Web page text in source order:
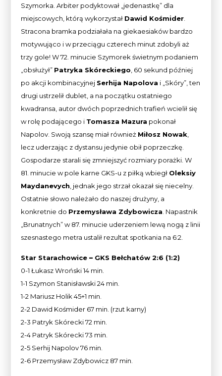
Szymorka. Arbiter podyktował „jedenastkę” dla
miejscowych, którą wykorzystał Dawid Kośmider.
Stracona bramka podziałała na giekaesiaków bardzo
motywująco i w przeciągu czterech minut zdobyli aż
trzy gole! W 72. minucie Szymorek świetnym podaniem
„obsłużył” Patryka Skóreckiego, 60 sekund później
po akcji kombinacyjnej Serhija Napolova i „Skóry”, ten
drugi ustrzelił dublet, a na początku ostatniego
kwadransa, autor dwóch poprzednich trafień wcielił się
w rolę podającego i Tomasza Mazura pokonał
Napolov. Swoją szansę miał również Miłosz Nowak,
lecz uderzając z dystansu jedynie obił poprzeczkę.
Gospodarze starali się zmniejszyć rozmiary porażki. W
81. minucie w pole karne GKS-u z piłką wbiegł Oleksiy
Maydanevych, jednak jego strzał okazał się niecelny.
Ostatnie słowo należało do naszej drużyny, a
konkretnie do Przemysława Zdybowicza. Napastnik
„Brunatnych” w 87. minucie uderzeniem lewą nogą z linii
szesnastego metra ustalił rezultat spotkania na 6:2.
Star Starachowice– GKS Bełchatów 2:6 (1:2)
0-1 Łukasz Wroński 14 min.
1-1 Szymon Stanisławski 24 min.
1-2 Mariusz Holik 45+1 min.
2-2 Dawid Kośmider 67 min. (rzut karny)
2-3 Patryk Skórecki 72 min.
2-4 Patryk Skórecki 73 min.
2-5 Serhij Napolov 76 min.
2-6 Przemysław Zdybowicz 87 min.